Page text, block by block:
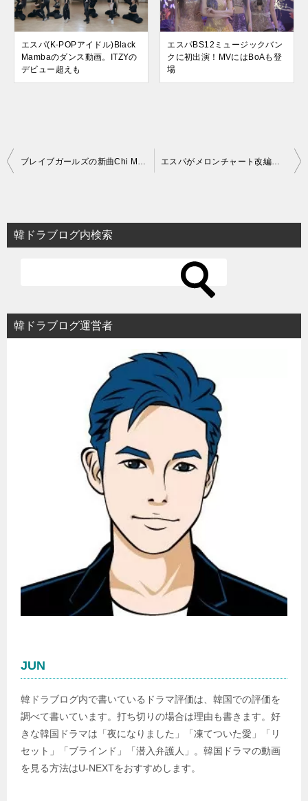
エスパ(K-POPアイドル)Black
Mambaのダンス動画。ITZYの
デビュー超えも
エスパBS12ミュージックバン
クに初出演！MVにはBoAも登
場
投
ビ
ゲ
ョ
ン
韓ドラブログ内検索
韓ドラブログ運営者
JUN
韓ドラブログ内で書いているドラマ評価は、韓国での評価を
調べて書いています。打ち切りの場合は理由も書きます。好
きな韓国ドラマは「夜になりました」「凍てついた愛」「リ
セット」「ブラインド」「潜入弁護人」。韓国ドラマの動画
を見る方法はU-NEXTをおすすめします。